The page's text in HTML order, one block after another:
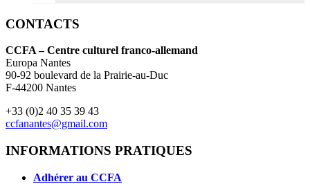
CONTACTS
CCFA – Centre culturel franco-allemand
Europa Nantes
90-92 boulevard de la Prairie-au-Duc
F-44200 Nantes
+33 (0)2 40 35 39 43
ccfanantes@gmail.com
INFORMATIONS PRATIQUES
Adhérer au CCFA